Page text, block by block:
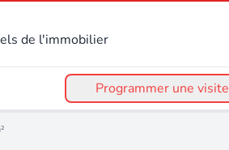
de l'immobilier
Programmer une visite